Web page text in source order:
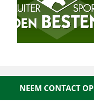
NEEM CONTACT OP